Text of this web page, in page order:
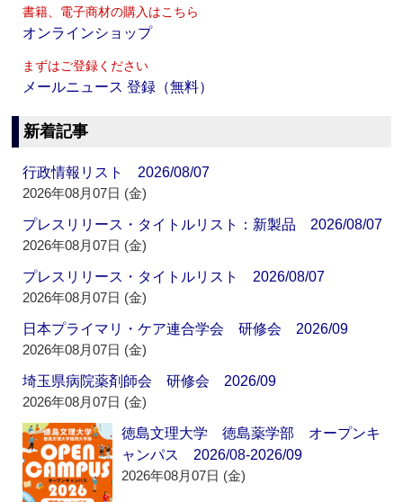
書籍、電子商材の購入はこちら
オンラインショップ
まずはご登録ください
メールニュース 登録（無料）
新着記事
行政情報リスト 2026/08/07
2026年08月07日 (金)
プレスリリース・タイトルリスト：新製品 2026/08/07
2026年08月07日 (金)
プレスリリース・タイトルリスト 2026/08/07
2026年08月07日 (金)
日本プライマリ・ケア連合学会 研修会 2026/09
2026年08月07日 (金)
埼玉県病院薬剤師会 研修会 2026/09
2026年08月07日 (金)
徳島文理大学 徳島薬学部 オープンキ
ャンパス 2026/08-2026/09
2026年08月07日 (金)